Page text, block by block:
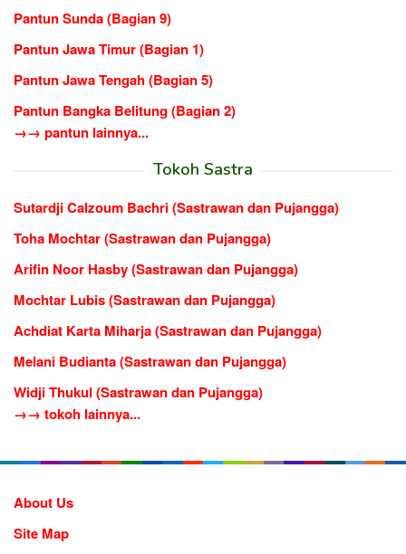
Pantun Sunda (Bagian 9)
Pantun Jawa Timur (Bagian 1)
Pantun Jawa Tengah (Bagian 5)
Pantun Bangka Belitung (Bagian 2)
→→ pantun lainnya...
Tokoh Sastra
Sutardji Calzoum Bachri (Sastrawan dan Pujangga)
Toha Mochtar (Sastrawan dan Pujangga)
Arifin Noor Hasby (Sastrawan dan Pujangga)
Mochtar Lubis (Sastrawan dan Pujangga)
Achdiat Karta Miharja (Sastrawan dan Pujangga)
Melani Budianta (Sastrawan dan Pujangga)
Widji Thukul (Sastrawan dan Pujangga)
→→ tokoh lainnya...
About Us
Site Map